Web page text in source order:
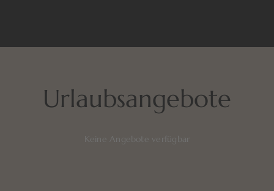
Urlaubsangebote
Keine Angebote verfügbar